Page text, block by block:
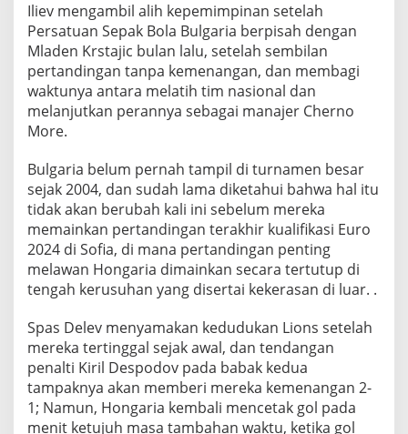
Iliev mengambil alih kepemimpinan setelah
Persatuan Sepak Bola Bulgaria berpisah dengan
Mladen Krstajic bulan lalu, setelah sembilan
pertandingan tanpa kemenangan, dan membagi
waktunya antara melatih tim nasional dan
melanjutkan perannya sebagai manajer Cherno
More.
Bulgaria belum pernah tampil di turnamen besar
sejak 2004, dan sudah lama diketahui bahwa hal itu
tidak akan berubah kali ini sebelum mereka
memainkan pertandingan terakhir kualifikasi Euro
2024 di Sofia, di mana pertandingan penting
melawan Hongaria dimainkan secara tertutup di
tengah kerusuhan yang disertai kekerasan di luar. .
Spas Delev menyamakan kedudukan Lions setelah
mereka tertinggal sejak awal, dan tendangan
penalti Kiril Despodov pada babak kedua
tampaknya akan memberi mereka kemenangan 2-
1; Namun, Hongaria kembali mencetak gol pada
menit ketujuh masa tambahan waktu, ketika gol